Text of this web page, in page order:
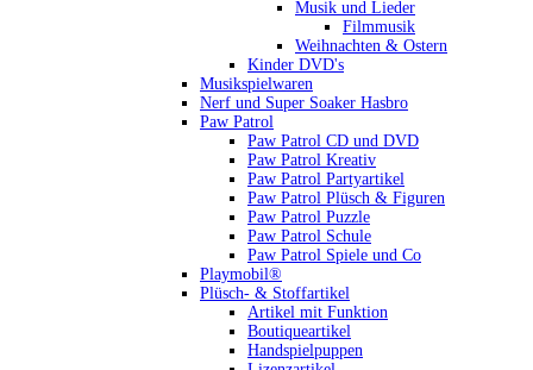
Musik und Lieder
Filmmusik
Weihnachten & Ostern
Kinder DVD's
Musikspielwaren
Nerf und Super Soaker Hasbro
Paw Patrol
Paw Patrol CD und DVD
Paw Patrol Kreativ
Paw Patrol Partyartikel
Paw Patrol Plüsch & Figuren
Paw Patrol Puzzle
Paw Patrol Schule
Paw Patrol Spiele und Co
Playmobil®
Plüsch- & Stoffartikel
Artikel mit Funktion
Boutiqueartikel
Handspielpuppen